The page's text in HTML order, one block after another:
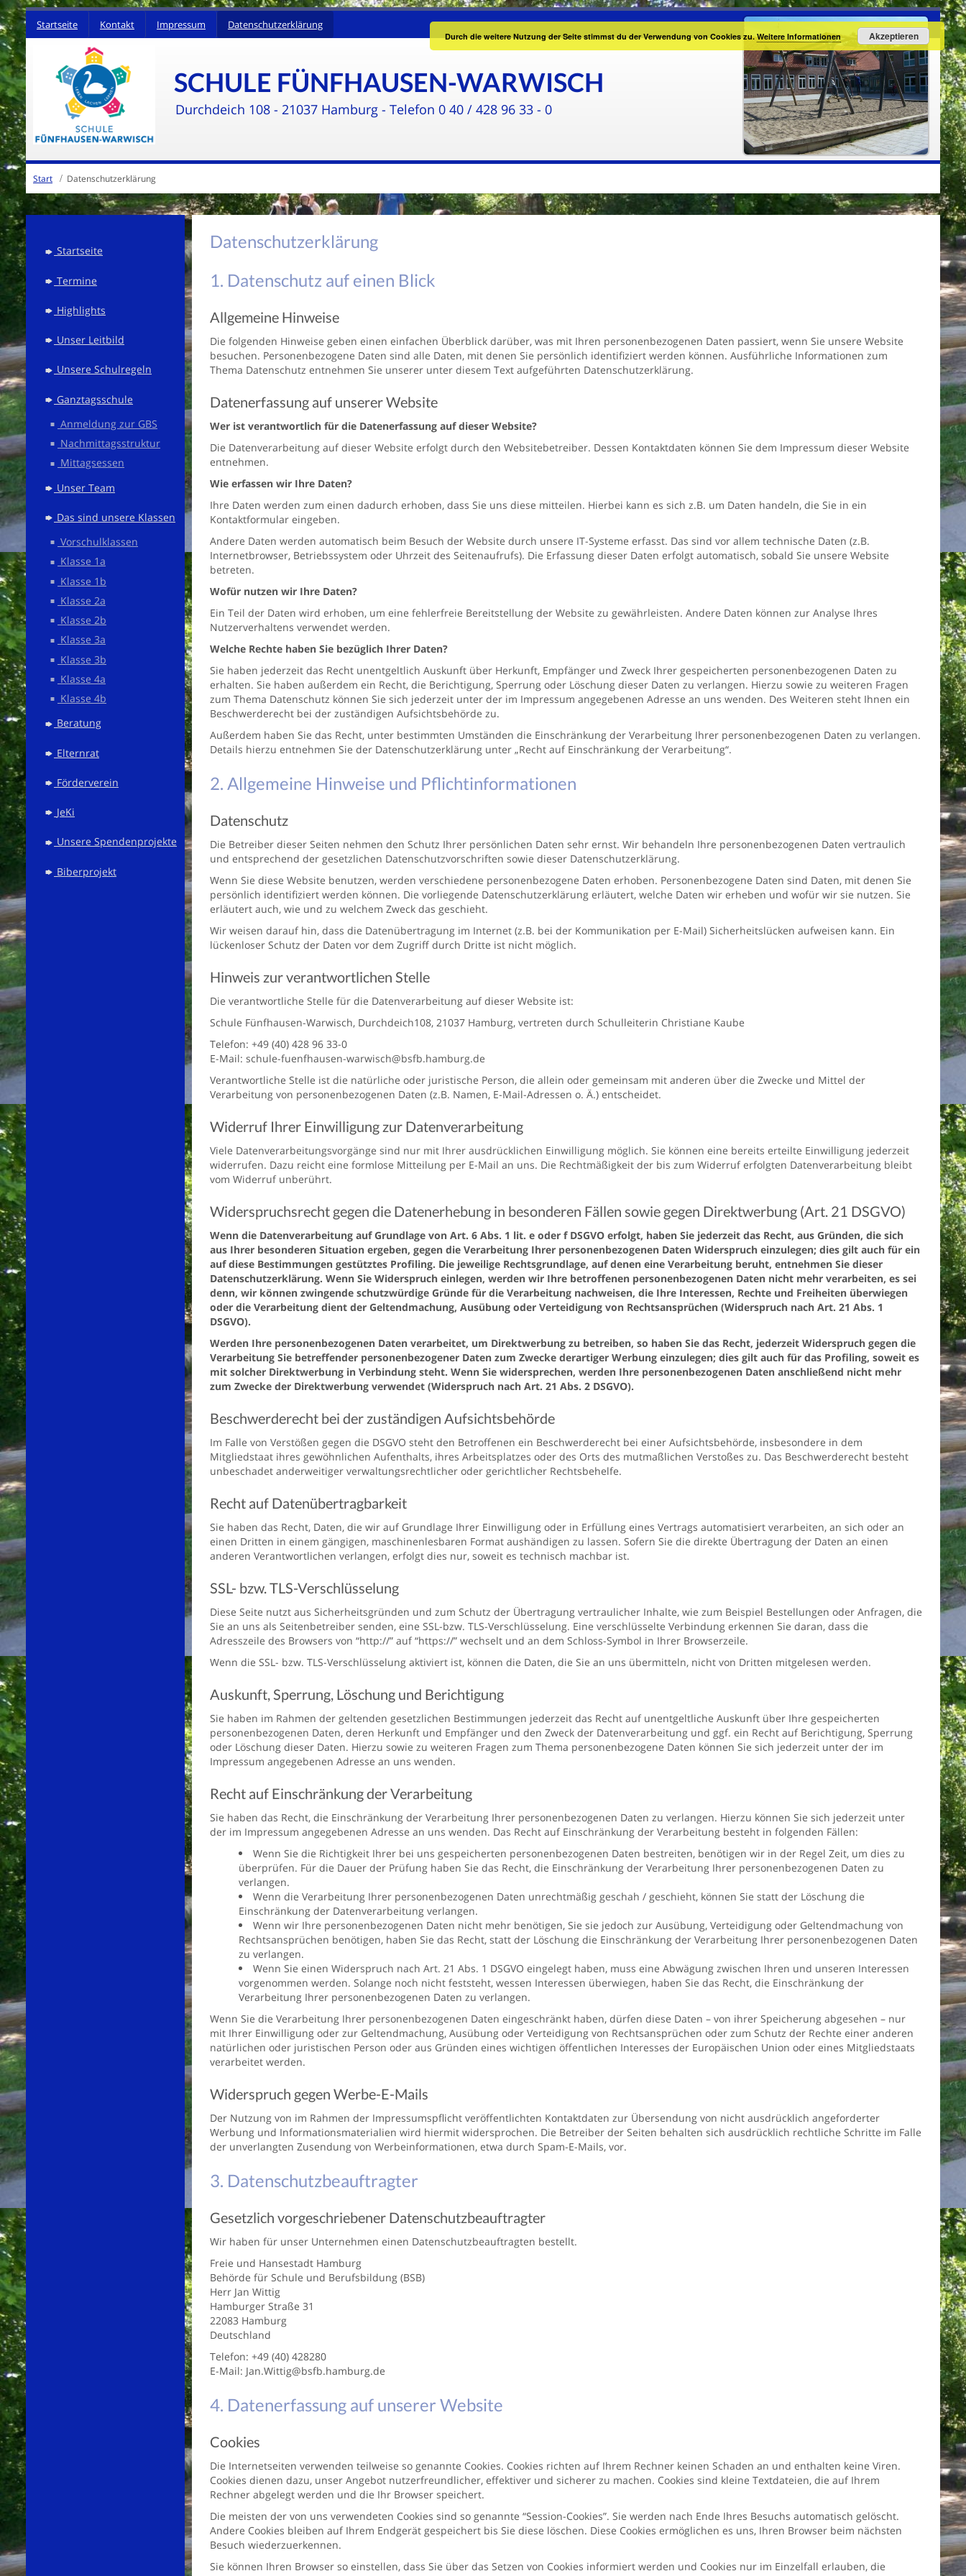
Startseite Kontakt Impressum Datenschutzerklärung
Durchdeich 108 - 21037 Hamburg - Telefon 0 40 / 428 96 33 - 0
SCHULE FÜNFHAUSEN-WARWISCH
Start Datenschutzerklärung
Startseite
Termine
Highlights
Unser Leitbild
Unsere Schulregeln
Ganztagsschule
Anmeldung zur GBS
Nachmittagsstruktur
Mittagsessen
Unser Team
Das sind unsere Klassen
Vorschulklassen
Klasse 1a
Klasse 1b
Klasse 2a
Klasse 2b
Klasse 3a
Klasse 3b
Klasse 4a
Klasse 4b
Beratung
Elternrat
Förderverein
JeKi
Unsere Spendenprojekte
Biberprojekt
Datenschutzerklärung
1. Datenschutz auf einen Blick
Allgemeine Hinweise
Die folgenden Hinweise geben einen einfachen Überblick darüber, was mit Ihren personenbezogenen Daten passiert, wenn Sie unsere Website
besuchen. Personenbezogene Daten sind alle Daten, mit denen Sie persönlich identifiziert werden können. Ausführliche Informationen zum
Thema Datenschutz entnehmen Sie unserer unter diesem Text aufgeführten Datenschutzerklärung.
Datenerfassung auf unserer Website
Wer ist verantwortlich für die Datenerfassung auf dieser Website?
Die Datenverarbeitung auf dieser Website erfolgt durch den Websitebetreiber. Dessen Kontaktdaten können Sie dem Impressum dieser Website
entnehmen.
Wie erfassen wir Ihre Daten?
Ihre Daten werden zum einen dadurch erhoben, dass Sie uns diese mitteilen. Hierbei kann es sich z.B. um Daten handeln, die Sie in ein
Kontaktformular eingeben.
Andere Daten werden automatisch beim Besuch der Website durch unsere IT-Systeme erfasst. Das sind vor allem technische Daten (z.B.
Internetbrowser, Betriebssystem oder Uhrzeit des Seitenaufrufs). Die Erfassung dieser Daten erfolgt automatisch, sobald Sie unsere Website
betreten.
Wofür nutzen wir Ihre Daten?
Ein Teil der Daten wird erhoben, um eine fehlerfreie Bereitstellung der Website zu gewährleisten. Andere Daten können zur Analyse Ihres
Nutzerverhaltens verwendet werden.
Welche Rechte haben Sie bezüglich Ihrer Daten?
Sie haben jederzeit das Recht unentgeltlich Auskunft über Herkunft, Empfänger und Zweck Ihrer gespeicherten personenbezogenen Daten zu
erhalten. Sie haben außerdem ein Recht, die Berichtigung, Sperrung oder Löschung dieser Daten zu verlangen. Hierzu sowie zu weiteren Fragen
zum Thema Datenschutz können Sie sich jederzeit unter der im Impressum angegebenen Adresse an uns wenden. Des Weiteren steht Ihnen ein
Beschwerderecht bei der zuständigen Aufsichtsbehörde zu.
Außerdem haben Sie das Recht, unter bestimmten Umständen die Einschränkung der Verarbeitung Ihrer personenbezogenen Daten zu verlangen.
Details hierzu entnehmen Sie der Datenschutzerklärung unter „Recht auf Einschränkung der Verarbeitung“.
2. Allgemeine Hinweise und Pflichtinformationen
Datenschutz
Die Betreiber dieser Seiten nehmen den Schutz Ihrer persönlichen Daten sehr ernst. Wir behandeln Ihre personenbezogenen Daten vertraulich
und entsprechend der gesetzlichen Datenschutzvorschriften sowie dieser Datenschutzerklärung.
Wenn Sie diese Website benutzen, werden verschiedene personenbezogene Daten erhoben. Personenbezogene Daten sind Daten, mit denen Sie
persönlich identifiziert werden können. Die vorliegende Datenschutzerklärung erläutert, welche Daten wir erheben und wofür wir sie nutzen. Sie
erläutert auch, wie und zu welchem Zweck das geschieht.
Wir weisen darauf hin, dass die Datenübertragung im Internet (z.B. bei der Kommunikation per E-Mail) Sicherheitslücken aufweisen kann. Ein
lückenloser Schutz der Daten vor dem Zugriff durch Dritte ist nicht möglich.
Hinweis zur verantwortlichen Stelle
Die verantwortliche Stelle für die Datenverarbeitung auf dieser Website ist:
Schule Fünfhausen-Warwisch, Durchdeich108, 21037 Hamburg, vertreten durch Schulleiterin Christiane Kaube
Telefon: +49 (40) 428 96 33-0
E-Mail: schule-fuenfhausen-warwisch@bsfb.hamburg.de
Verantwortliche Stelle ist die natürliche oder juristische Person, die allein oder gemeinsam mit anderen über die Zwecke und Mittel der
Verarbeitung von personenbezogenen Daten (z.B. Namen, E-Mail-Adressen o. Ä.) entscheidet.
Widerruf Ihrer Einwilligung zur Datenverarbeitung
Viele Datenverarbeitungsvorgänge sind nur mit Ihrer ausdrücklichen Einwilligung möglich. Sie können eine bereits erteilte Einwilligung jederzeit
widerrufen. Dazu reicht eine formlose Mitteilung per E-Mail an uns. Die Rechtmäßigkeit der bis zum Widerruf erfolgten Datenverarbeitung bleibt
vom Widerruf unberührt.
Widerspruchsrecht gegen die Datenerhebung in besonderen Fällen sowie gegen Direktwerbung (Art. 21 DSGVO)
Wenn die Datenverarbeitung auf Grundlage von Art. 6 Abs. 1 lit. e oder f DSGVO erfolgt, haben Sie jederzeit das Recht, aus Gründen, die sich
aus Ihrer besonderen Situation ergeben, gegen die Verarbeitung Ihrer personenbezogenen Daten Widerspruch einzulegen; dies gilt auch für ein
auf diese Bestimmungen gestütztes Profiling. Die jeweilige Rechtsgrundlage, auf denen eine Verarbeitung beruht, entnehmen Sie dieser
Datenschutzerklärung. Wenn Sie Widerspruch einlegen, werden wir Ihre betroffenen personenbezogenen Daten nicht mehr verarbeiten, es sei
denn, wir können zwingende schutzwürdige Gründe für die Verarbeitung nachweisen, die Ihre Interessen, Rechte und Freiheiten überwiegen
oder die Verarbeitung dient der Geltendmachung, Ausübung oder Verteidigung von Rechtsansprüchen (Widerspruch nach Art. 21 Abs. 1
DSGVO).
Werden Ihre personenbezogenen Daten verarbeitet, um Direktwerbung zu betreiben, so haben Sie das Recht, jederzeit Widerspruch gegen die
Verarbeitung Sie betreffender personenbezogener Daten zum Zwecke derartiger Werbung einzulegen; dies gilt auch für das Profiling, soweit es
mit solcher Direktwerbung in Verbindung steht. Wenn Sie widersprechen, werden Ihre personenbezogenen Daten anschließend nicht mehr
zum Zwecke der Direktwerbung verwendet (Widerspruch nach Art. 21 Abs. 2 DSGVO).
Beschwerderecht bei der zuständigen Aufsichtsbehörde
Im Falle von Verstößen gegen die DSGVO steht den Betroffenen ein Beschwerderecht bei einer Aufsichtsbehörde, insbesondere in dem
Mitgliedstaat ihres gewöhnlichen Aufenthalts, ihres Arbeitsplatzes oder des Orts des mutmaßlichen Verstoßes zu. Das Beschwerderecht besteht
unbeschadet anderweitiger verwaltungsrechtlicher oder gerichtlicher Rechtsbehelfe.
Recht auf Datenübertragbarkeit
Sie haben das Recht, Daten, die wir auf Grundlage Ihrer Einwilligung oder in Erfüllung eines Vertrags automatisiert verarbeiten, an sich oder an
einen Dritten in einem gängigen, maschinenlesbaren Format aushändigen zu lassen. Sofern Sie die direkte Übertragung der Daten an einen
anderen Verantwortlichen verlangen, erfolgt dies nur, soweit es technisch machbar ist.
SSL- bzw. TLS-Verschlüsselung
Diese Seite nutzt aus Sicherheitsgründen und zum Schutz der Übertragung vertraulicher Inhalte, wie zum Beispiel Bestellungen oder Anfragen, die
Sie an uns als Seitenbetreiber senden, eine SSL-bzw. TLS-Verschlüsselung. Eine verschlüsselte Verbindung erkennen Sie daran, dass die
Adresszeile des Browsers von “http://” auf “https://” wechselt und an dem Schloss-Symbol in Ihrer Browserzeile.
Wenn die SSL- bzw. TLS-Verschlüsselung aktiviert ist, können die Daten, die Sie an uns übermitteln, nicht von Dritten mitgelesen werden.
Auskunft, Sperrung, Löschung und Berichtigung
Sie haben im Rahmen der geltenden gesetzlichen Bestimmungen jederzeit das Recht auf unentgeltliche Auskunft über Ihre gespeicherten
personenbezogenen Daten, deren Herkunft und Empfänger und den Zweck der Datenverarbeitung und ggf. ein Recht auf Berichtigung, Sperrung
oder Löschung dieser Daten. Hierzu sowie zu weiteren Fragen zum Thema personenbezogene Daten können Sie sich jederzeit unter der im
Impressum angegebenen Adresse an uns wenden.
Recht auf Einschränkung der Verarbeitung
Sie haben das Recht, die Einschränkung der Verarbeitung Ihrer personenbezogenen Daten zu verlangen. Hierzu können Sie sich jederzeit unter
der im Impressum angegebenen Adresse an uns wenden. Das Recht auf Einschränkung der Verarbeitung besteht in folgenden Fällen:
Wenn Sie die Richtigkeit Ihrer bei uns gespeicherten personenbezogenen Daten bestreiten, benötigen wir in der Regel Zeit, um dies zu
überprüfen. Für die Dauer der Prüfung haben Sie das Recht, die Einschränkung der Verarbeitung Ihrer personenbezogenen Daten zu
verlangen.
Wenn die Verarbeitung Ihrer personenbezogenen Daten unrechtmäßig geschah / geschieht, können Sie statt der Löschung die
Einschränkung der Datenverarbeitung verlangen.
Wenn wir Ihre personenbezogenen Daten nicht mehr benötigen, Sie sie jedoch zur Ausübung, Verteidigung oder Geltendmachung von
Rechtsansprüchen benötigen, haben Sie das Recht, statt der Löschung die Einschränkung der Verarbeitung Ihrer personenbezogenen Daten
zu verlangen.
Wenn Sie einen Widerspruch nach Art. 21 Abs. 1 DSGVO eingelegt haben, muss eine Abwägung zwischen Ihren und unseren Interessen
vorgenommen werden. Solange noch nicht feststeht, wessen Interessen überwiegen, haben Sie das Recht, die Einschränkung der
Verarbeitung Ihrer personenbezogenen Daten zu verlangen.
Wenn Sie die Verarbeitung Ihrer personenbezogenen Daten eingeschränkt haben, dürfen diese Daten – von ihrer Speicherung abgesehen – nur
mit Ihrer Einwilligung oder zur Geltendmachung, Ausübung oder Verteidigung von Rechtsansprüchen oder zum Schutz der Rechte einer anderen
natürlichen oder juristischen Person oder aus Gründen eines wichtigen öffentlichen Interesses der Europäischen Union oder eines Mitgliedstaats
verarbeitet werden.
Widerspruch gegen Werbe-E-Mails
Der Nutzung von im Rahmen der Impressumspflicht veröffentlichten Kontaktdaten zur Übersendung von nicht ausdrücklich angeforderter
Werbung und Informationsmaterialien wird hiermit widersprochen. Die Betreiber der Seiten behalten sich ausdrücklich rechtliche Schritte im Falle
der unverlangten Zusendung von Werbeinformationen, etwa durch Spam-E-Mails, vor.
3. Datenschutzbeauftragter
Gesetzlich vorgeschriebener Datenschutzbeauftragter
Wir haben für unser Unternehmen einen Datenschutzbeauftragten bestellt.
Freie und Hansestadt Hamburg
Behörde für Schule und Berufsbildung (BSB)
Herr Jan Wittig
Hamburger Straße 31
22083 Hamburg
Deutschland
Telefon: +49 (40) 428280
E-Mail: Jan.Wittig@bsfb.hamburg.de
4. Datenerfassung auf unserer Website
Cookies
Die Internetseiten verwenden teilweise so genannte Cookies. Cookies richten auf Ihrem Rechner keinen Schaden an und enthalten keine Viren.
Cookies dienen dazu, unser Angebot nutzerfreundlicher, effektiver und sicherer zu machen. Cookies sind kleine Textdateien, die auf Ihrem
Rechner abgelegt werden und die Ihr Browser speichert.
Die meisten der von uns verwendeten Cookies sind so genannte “Session-Cookies”. Sie werden nach Ende Ihres Besuchs automatisch gelöscht.
Andere Cookies bleiben auf Ihrem Endgerät gespeichert bis Sie diese löschen. Diese Cookies ermöglichen es uns, Ihren Browser beim nächsten
Besuch wiederzuerkennen.
Sie können Ihren Browser so einstellen, dass Sie über das Setzen von Cookies informiert werden und Cookies nur im Einzelfall erlauben, die
Durch die weitere Nutzung der Seite stimmst du der Verwendung von Cookies zu.Weitere Informationen Akzeptieren